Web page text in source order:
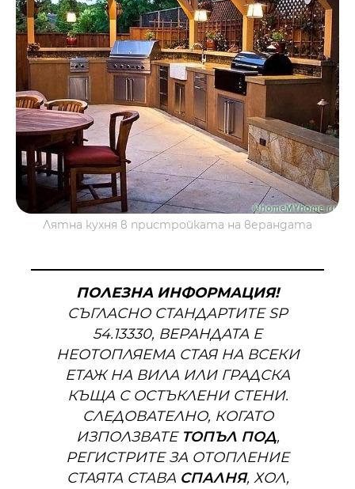
Лятна кухня в пристройката на верандата
ПОЛЕЗНА ИНФОРМАЦИЯ!
СЪГЛАСНО СТАНДАРТИТЕ SP
54.13330, ВЕРАНДАТА Е
НЕОТОПЛЯЕМА СТАЯ НА ВСЕКИ
ЕТАЖ НА ВИЛА ИЛИ ГРАДСКА
КЪЩА С ОСТЪКЛЕНИ СТЕНИ.
СЛЕДОВАТЕЛНО, КОГАТО
ИЗПОЛЗВАТЕ ТОПЪЛ ПОД,
РЕГИСТРИТЕ ЗА ОТОПЛЕНИЕ
СТАЯТА СТАВА СПАЛНЯ, ХОЛ,